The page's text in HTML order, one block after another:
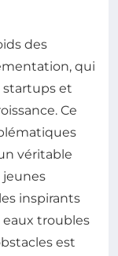
des
qui
startups et
Ce
véritable
inspirants
troubles
est